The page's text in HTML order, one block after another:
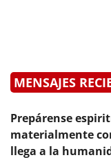
MENSAJES
Prepárense
materialmente
llega a la